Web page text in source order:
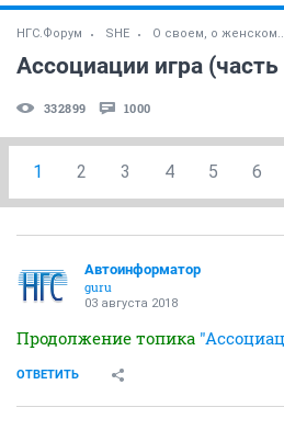
НГС.Форум SHE О своем, о
Ассоциации игра
332899 1000
1 2 3 4 5 6
Автоинформатор
guru
03 августа 2018
Продолжение топика
ОТВЕТИТЬ